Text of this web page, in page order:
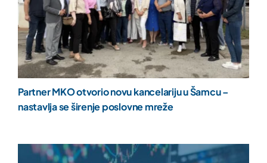
Partner MKO otvorio novu kancelariju u Šamcu –
nastavlja se širenje poslovne mreže